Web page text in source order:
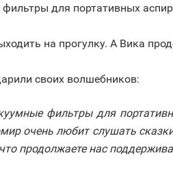
для портативных
на прогулку. А Вика
своих волшебников:
фильтры для
очень любит слушать
продолжаете нас